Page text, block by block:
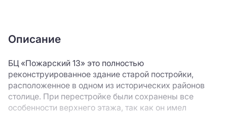
Описание
БЦ «Пожарский 13» это полностью
реконструированное здание старой постройки,
расположенное в одном из исторических районов
столице. При перестройке были сохранены все
особенности верхнего этажа, так как он имел